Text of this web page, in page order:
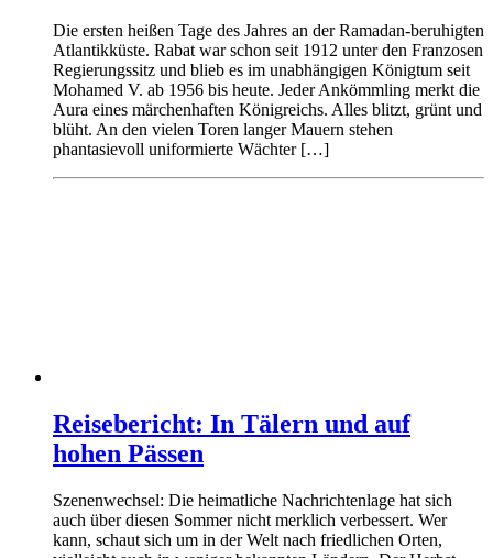
Die ersten heißen Tage des Jahres an der Ramadan-beruhigten
Atlantikküste. Rabat war schon seit 1912 unter den Franzosen
Regierungssitz und blieb es im unabhängigen Königtum seit
Mohamed V. ab 1956 bis heute. Jeder Ankömmling merkt die
Aura eines märchenhaften Königreichs. Alles blitzt, grünt und
blüht. An den vielen Toren langer Mauern stehen
phantasievoll uniformierte Wächter […]
Reisebericht: In Tälern und auf
hohen Pässen
Szenenwechsel: Die heimatliche Nachrichtenlage hat sich
auch über diesen Sommer nicht merklich verbessert. Wer
kann, schaut sich um in der Welt nach friedlichen Orten,